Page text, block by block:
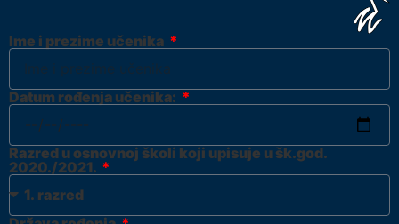
Ime i prezime učenika
Datum rođenja učenika:
Razred u osnovnoj školi koji upisuje u šk.god.
2020./2021.